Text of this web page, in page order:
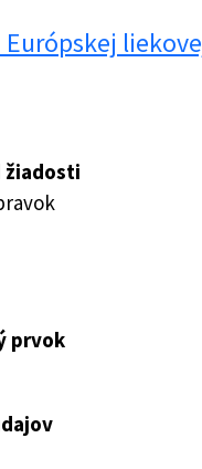
Európskej
žiadosti
prvok